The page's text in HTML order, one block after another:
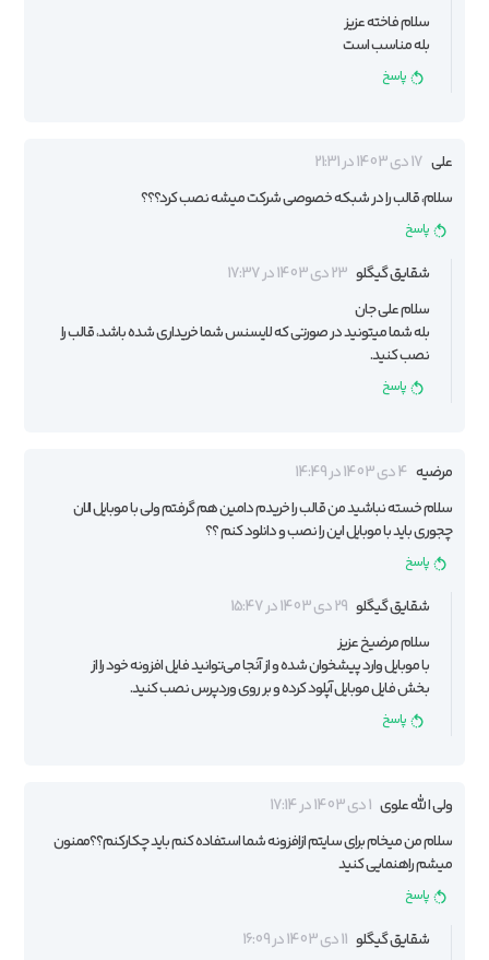
سلام فاخته عزیز
بله مناسب است
پاسخ
علی 17 دی 1403 در 21:31
سلام، قالب را در شبکه خصوصی شرکت میشه نصب کرد؟؟؟
پاسخ
شقایق گیگلو 23 دی 1403 در 17:37
سلام علی جان
بله شما میتونید در صورتی که لایسنس شما خریداری شده باشد، قالب را
نصب کنید.
پاسخ
مرضیه 4 دی 1403 در 14:49
سلام خسته نباشید من قالب را خریدم دامین هم گرفتم ولی با موبایل الان
چجوری باید با موبایل این را نصب و دانلود کنم ؟؟
پاسخ
شقایق گیگلو 29 دی 1403 در 15:47
سلام مرضیخ عزیز
با موبایل وارد پیشخوان شده و از آنجا می‌توانید فایل افزونه خود را از
بخش فایل موبایل آپلود کرده و بر روی وردپرس نصب کنید.
پاسخ
ولی الله علوی 1 دی 1403 در 17:14
سلام من میخام برای سایتم ازافزونه شما استفاده کنم باید چکارکنم؟؟ممنون
میشم راهنمایی کنید
پاسخ
شقایق گیگلو 11 دی 1403 در 16:09